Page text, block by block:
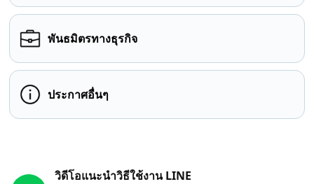
พันธมิตรทางธุรกิจ
ประกาศอื่นๆ
วิดีโอแนะนำวิธีใช้งาน LINE